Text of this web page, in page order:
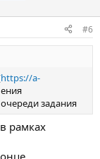
#6
https://a-
задания
рамках